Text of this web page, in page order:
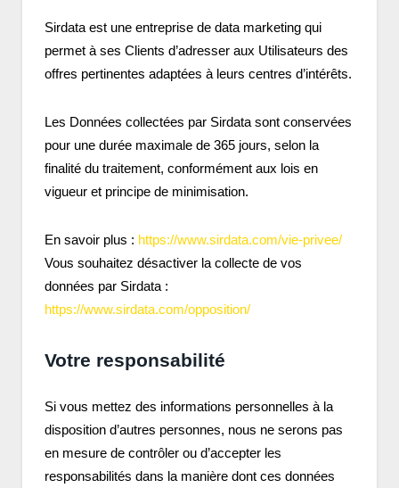
Sirdata est une entreprise de data marketing qui
permet à ses Clients d’adresser aux Utilisateurs des
offres pertinentes adaptées à leurs centres d’intérêts.
Les Données collectées par Sirdata sont conservées
pour une durée maximale de 365 jours, selon la
finalité du traitement, conformément aux lois en
vigueur et principe de minimisation.
En savoir plus : https://www.sirdata.com/vie-privee/
Vous souhaitez désactiver la collecte de vos
données par Sirdata :
https://www.sirdata.com/opposition/
Votre responsabilité
Si vous mettez des informations personnelles à la
disposition d’autres personnes, nous ne serons pas
en mesure de contrôler ou d’accepter les
responsabilités dans la manière dont ces données